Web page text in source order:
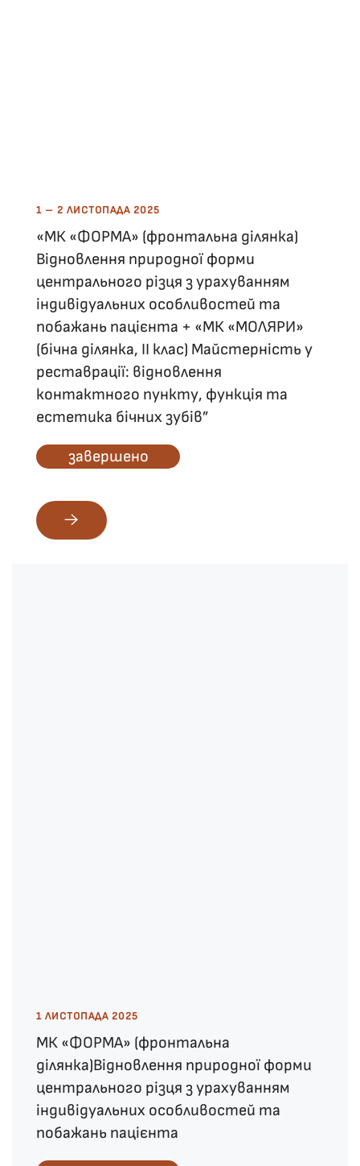
1 – 2 ЛИСТОПАДА 2025
«МК «ФОРМА» (фронтальна ділянка)
Відновлення природної форми
центрального різця з урахуванням
індивідуальних особливостей та
побажань пацієнта + «МК «МОЛЯРИ»
(бічна ділянка, ІІ клас) Майстерність у
реставрації: відновлення
контактного пункту, функція та
естетика бічних зубів”
завершено
1 ЛИСТОПАДА 2025
МК «ФОРМА» (фронтальна
ділянка)Відновлення природної форми
центрального різця з урахуванням
індивідуальних особливостей та
побажань пацієнта